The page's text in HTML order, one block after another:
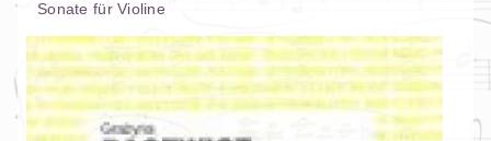
Sonate fürVioline